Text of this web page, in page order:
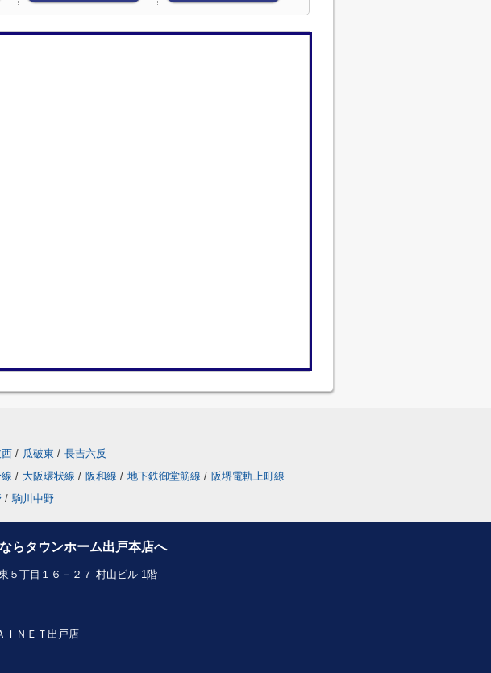
西 / 瓜破東 / 長吉六反
/ 大阪環状線 / 阪和線 / 地下鉄御堂筋線 / 阪堺電軌上町線
/ 駒川中野
らタウンホーム出戸本店へ
５丁目１６－２７ 村山ビル 1階
ＩＮＥＴ出戸店